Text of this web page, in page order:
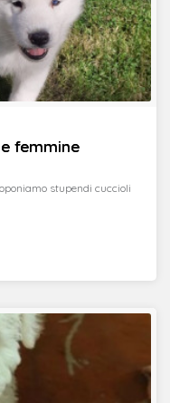
femmine
stupendi cuccioli